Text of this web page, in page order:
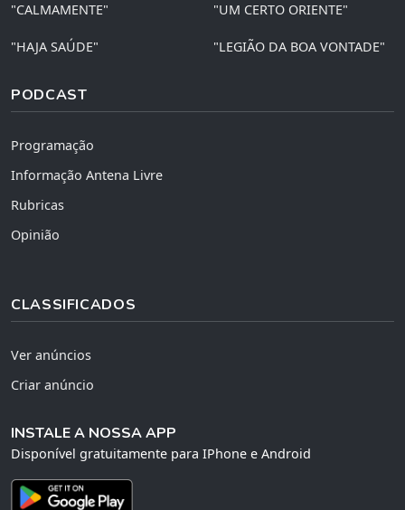
"CALMAMENTE" "UM CERTO ORIENTE"
"HAJA SAÚDE" "LEGIÃO DA BOA VONTADE"
PODCAST
Programação
Informação Antena Livre
Rubricas
Opinião
CLASSIFICADOS
Ver anúncios
Criar anúncio
INSTALE A NOSSA APP
Disponível gratuitamente para IPhone e Android